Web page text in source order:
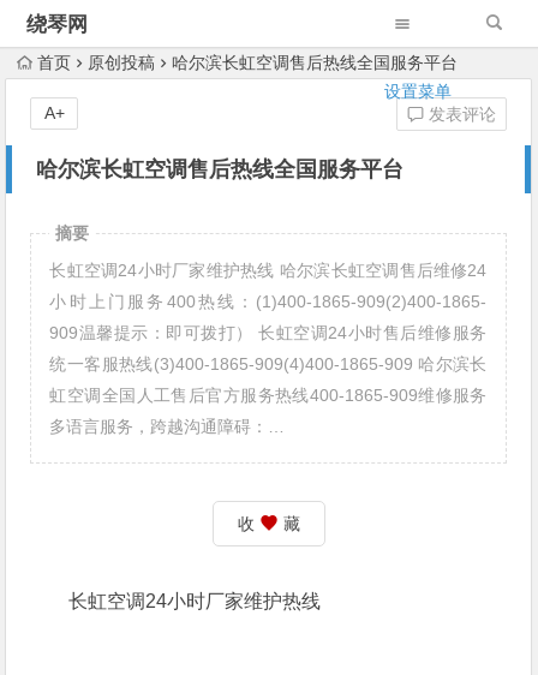
绕琴网
设置菜单
首页 原创投稿 哈尔滨长虹空调售后热线全国服务平台
哈尔滨长虹空调售后热线全国服务平台
发表评论
A+
摘要
长虹空调24小时厂家维护热线 哈尔滨长虹空调售后维修24
小时上门服务400热线：(1)400-1865-909(2)400-1865-
909温馨提示：即可拨打） 长虹空调24小时售后维修服务
统一客服热线(3)400-1865-909(4)400-1865-909 哈尔滨长
虹空调全国人工售后官方服务热线400-1865-909维修服务
多语言服务，跨越沟通障碍：…
收 藏
长虹空调24小时厂家维护热线